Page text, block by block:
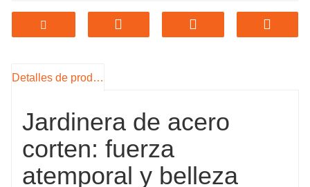
longevidad.
elementos, lo que la hace muy duradera. Su vida útil
3-4 veces más larga que la del acero prepintado.
Detalles de producto
Jardinera de acero
corten: fuerza
atemporal y belleza